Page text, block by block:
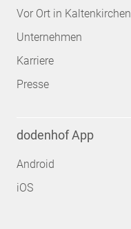
Vor Ort in Kaltenkirchen
Unternehmen
Karriere
Presse
dodenhof App
Android
iOS